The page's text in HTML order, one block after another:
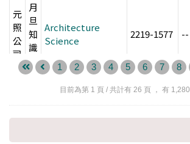
元
照
公
司
月
旦
知
識
庫
Architecture
Science
2219-1577 --
知
識
BioFormosa 1684-0925 --
1 2 3 4 5 6 7 8
目前為第 1 頁 / 共計有 26 頁 ， 有 1,280